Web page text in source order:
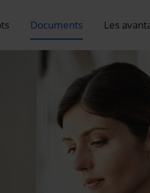
Documents Les